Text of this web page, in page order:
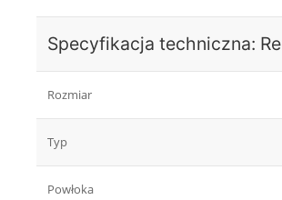
Specyfikacja techniczna:
Rozmiar
Typ
Powłoka